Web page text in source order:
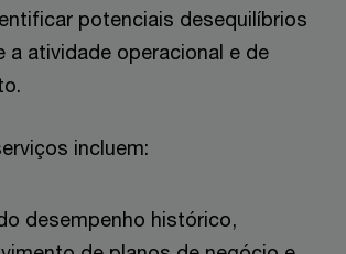
potenciais desequilíbrios
a atividade operacional e de
incluem:
desempenho histórico,